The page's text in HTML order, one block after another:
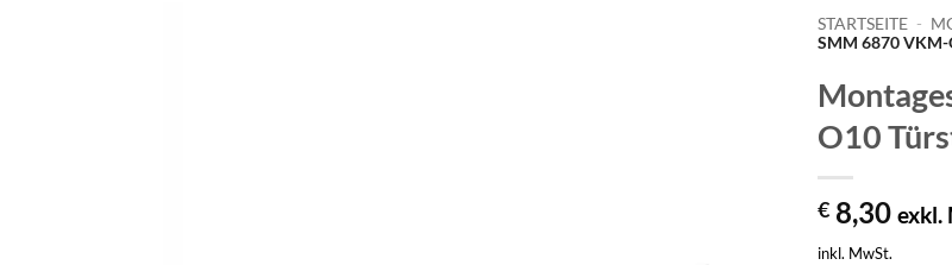
STARTSEITE -
SMM 6870 VKM-
O10
€ 8,30 exkl.
inkl. MwSt.